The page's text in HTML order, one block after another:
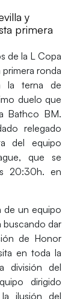
y
primera
de la L Copa
ronda
la terna de
duelo que
Bathco BM.
relegado
del equipo
, que se
20:30h. en
de un equipo
buscando dar
de Honor
en toda la
división del
dirigido
ilusión del